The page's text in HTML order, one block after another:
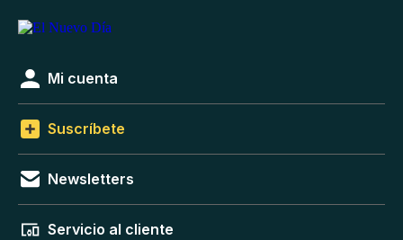
Mi cuenta
Suscríbete
Newsletters
Servicio al cliente